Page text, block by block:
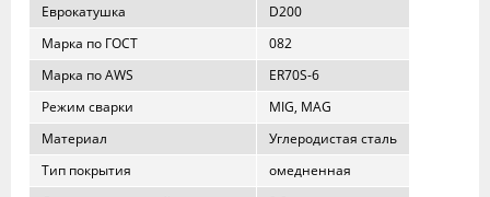
Еврокатушка
D200
Марка по ГОСТ
082
Марка по AWS
ER70S-6
Режим сварки
MIG, MAG
Материал
Углеродистая сталь
Тип покрытия
омедненная